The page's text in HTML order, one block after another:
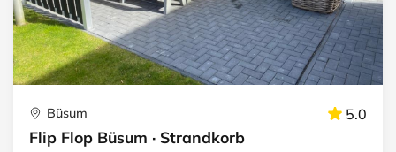
Büsum 5.0
Flip Flop Büsum · Strandkorb